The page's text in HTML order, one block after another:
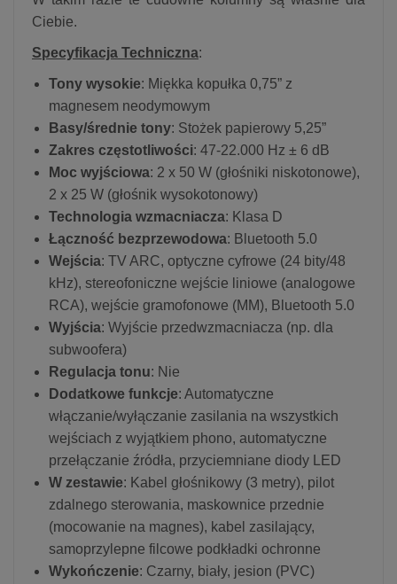
Ciebie.
Specyfikacja Techniczna:
Tony wysokie: Miękka kopułka 0,75” z
magnesem neodymowym
Basy/średnie tony: Stożek papierowy 5,25”
Zakres częstotliwości: 47-22.000 Hz ± 6 dB
Moc wyjściowa: 2 x 50 W (głośniki niskotonowe),
2 x 25 W (głośnik wysokotonowy)
Technologia wzmacniacza: Klasa D
Łączność bezprzewodowa: Bluetooth 5.0
Wejścia: TV ARC, optyczne cyfrowe (24 bity/48
kHz), stereofoniczne wejście liniowe (analogowe
RCA), wejście gramofonowe (MM), Bluetooth 5.0
Wyjścia: Wyjście przedwzmacniacza (np. dla
subwoofera)
Regulacja tonu: Nie
Dodatkowe funkcje: Automatyczne
włączanie/wyłączanie zasilania na wszystkich
wejściach z wyjątkiem phono, automatyczne
przełączanie źródła, przyciemniane diody LED
W zestawie: Kabel głośnikowy (3 metry), pilot
zdalnego sterowania, maskownice przednie
(mocowanie na magnes), kabel zasilający,
samoprzylepne filcowe podkładki ochronne
Wykończenie: Czarny, biały, jesion (PVC)